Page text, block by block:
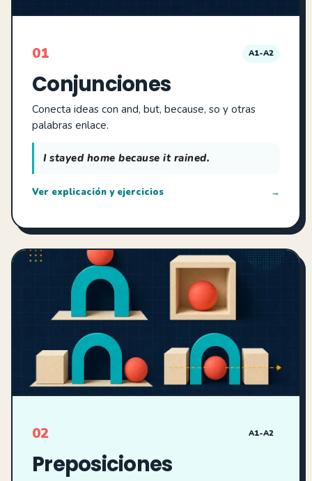
01 A1-A2
Conjunciones
Conecta ideas con and, but, because, so y otras
palabras enlace.
I stayed home because it rained.
Ver explicación y ejercicios →
02 A1-A2
Preposiciones